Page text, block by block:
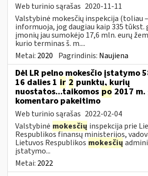
Web turinio sąrašas 2020-11-11
Valstybinė mokesčių inspekcija (toliau
informuoja, jog daugiau kaip 335 tūkst.
įmonių jau sumokėjo 17,6 mln. eurų
kurio terminas š. m....
Metai: 2020 Pagrindinis: Naujiena
Dėl LR pelno mokesčio įstatymo
16 dalies 1 ir 2 punktų, kurių
nuostatos...taikomos po 2017
komentaro pakeitimo
Web turinio sąrašas 2022-02-04
Valstybinė mokesčių inspekcija prie
Respublikos finansų ministerijos,
Lietuvos Respublikos mokesčių
įstatymo...
Metai: 2022